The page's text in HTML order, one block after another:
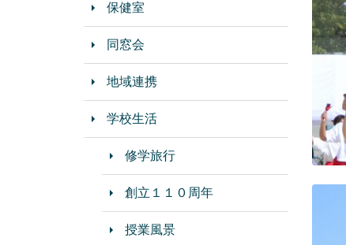
保健室
同窓会
地域連携
学校生活
修学旅行
創立１１０周年
授業風景